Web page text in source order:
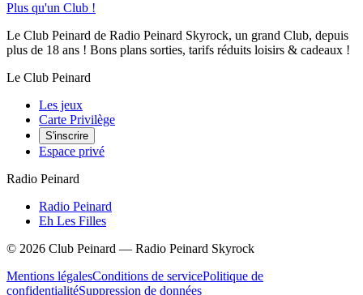
Plus qu'un Club !
Le Club Peinard de Radio Peinard Skyrock, un grand Club, depuis
plus de 18 ans ! Bons plans sorties, tarifs réduits loisirs & cadeaux !
Le Club Peinard
Les jeux
Carte Privilège
S'inscrire
Espace privé
Radio Peinard
Radio Peinard
Eh Les Filles
© 2026 Club Peinard — Radio Peinard Skyrock
Mentions légalesConditions de servicePolitique de
confidentialitéSuppression de données